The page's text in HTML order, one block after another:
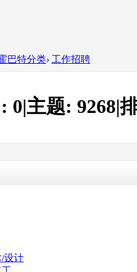
巴特分类› 工作招聘
0|主题: 9268|
设计